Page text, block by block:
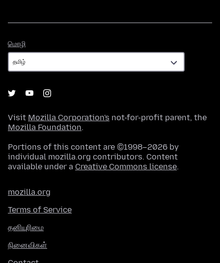
மொழி
Visit Mozilla Corporation's not-for-profit parent, the
Mozilla Foundation.
Portions of this content are ©1998–2026 by
individual mozilla.org contributors. Content
available under a Creative Commons license.
mozilla.org
Terms of Service
தனியுரிமை
நினைவிகள்